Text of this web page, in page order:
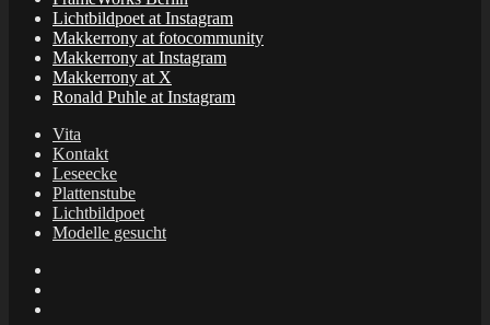
Lichtbildpoet at Instagram
Makkerrony at fotocommunity
Makkerrony at Instagram
Makkerrony at X
Ronald Puhle at Instagram
Vita
Kontakt
Leseecke
Plattenstube
Lichtbildpoet
Modelle gesucht